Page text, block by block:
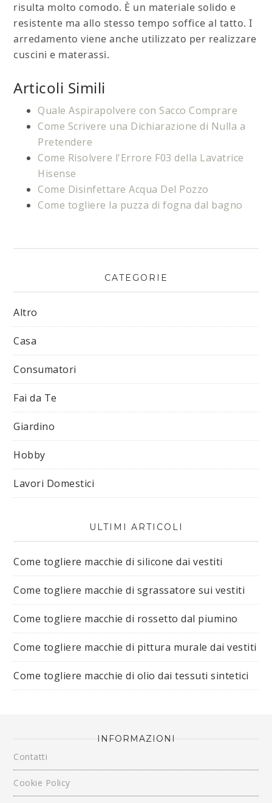
risulta molto comodo. È un materiale solido e
resistente ma allo stesso tempo soffice al tatto. I
arredamento viene anche utilizzato per realizzare
cuscini e materassi.
Articoli Simili
Quale Aspirapolvere con Sacco Comprare
Come Scrivere una Dichiarazione di Nulla a
Pretendere
Come Risolvere l'Errore F03 della Lavatrice
Hisense​
Come Disinfettare Acqua Del Pozzo
Come togliere la puzza di fogna dal bagno​​
CATEGORIE
Altro
Casa
Consumatori
Fai da Te
Giardino
Hobby
Lavori Domestici
ULTIMI ARTICOLI
Come togliere macchie di silicone dai vestiti​
Come togliere macchie di sgrassatore sui vestiti​
Come togliere macchie di rossetto dal piumino​
Come togliere macchie di pittura murale dai vestiti​
Come togliere macchie di olio dai tessuti sintetici​
INFORMAZIONI
Contatti
Cookie Policy